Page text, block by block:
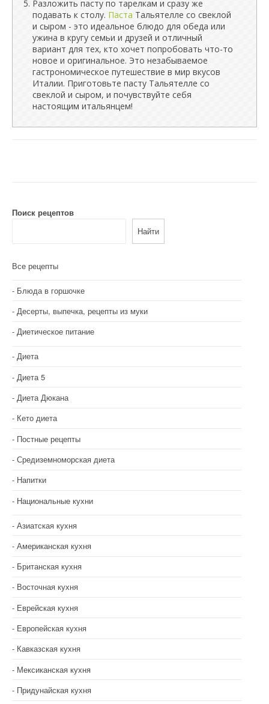
Разложить пасту по тарелкам и сразу же
подавать к столу. Паста Тальятелле со свеклой
и сыром - это идеальное блюдо для обеда или
ужина в кругу семьи и друзей и отличный
вариант для тех, кто хочет попробовать что-то
новое и оригинальное. Это незабываемое
гастрономическое путешествие в мир вкусов
Италии. Приготовьте пасту Тальятелле со
свеклой и сыром, и почувствуйте себя
настоящим итальянцем!
Поиск рецептов
Найти
Все рецепты
Блюда в горшочке
Десерты, выпечка, рецепты из муки
Диетическое питание
Диета
Диета 5
Диета Дюкана
Кето диета
Постные рецепты
Средиземноморская диета
Напитки
Национальные кухни
Азиатская кухня
Американская кухня
Британская кухня
Восточная кухня
Еврейская кухня
Европейская кухня
Кавказская кухня
Мексиканская кухня
Придунайская кухня